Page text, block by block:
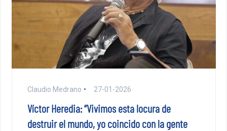
Claudio Medrano 27-01-2026
Víctor Heredia: “Vivimos esta locura de
destruir el mundo, yo coincido con la gente